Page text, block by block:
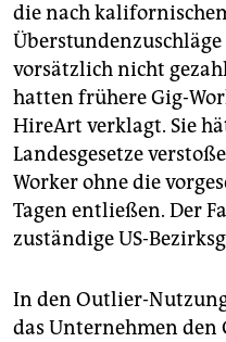
die nach
vorsätzlich nicht
hatten frühere Gig-
HireArt verklagt. Sie
Landesgesetze
Worker ohne die
Tagen entließen. Der
zuständige US-
In den Outlier-
das Unternehmen den